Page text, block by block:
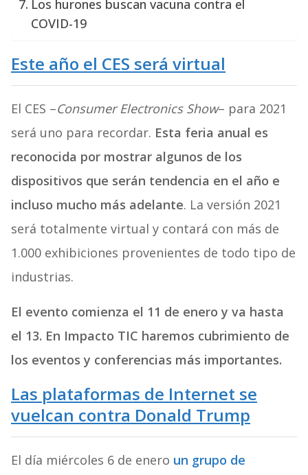
Los hurones buscan vacuna contra el
COVID-19
Este año el CES será virtual
El CES –Consumer Electronics Show– para 2021
será uno para recordar. Esta feria anual es
reconocida por mostrar algunos de los
dispositivos que serán tendencia en el año e
incluso mucho más adelante. La versión 2021
será totalmente virtual y contará con más de
1.000 exhibiciones provenientes de todo tipo de
industrias.
El evento comienza el 11 de enero y va hasta
el 13. En Impacto TIC haremos cubrimiento de
los eventos y conferencias más importantes.
Las plataformas de Internet se
vuelcan contra Donald Trump
El día miércoles 6 de enero un grupo de